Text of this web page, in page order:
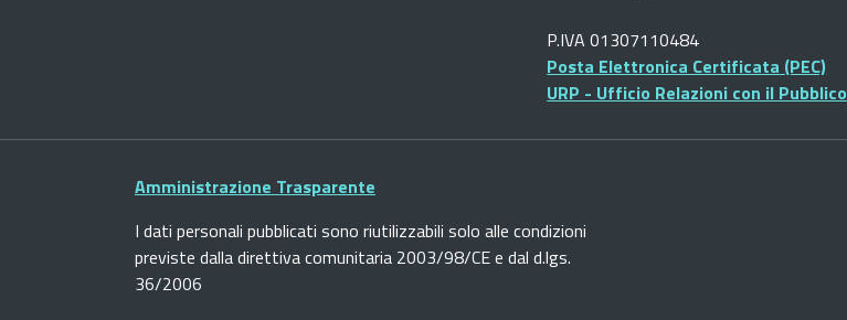
P.IVA 01307110484
Posta Elettronica Certificata (PEC)
URP - Ufficio Relazioni con il Pubblico
Amministrazione Trasparente
I dati personali pubblicati sono riutilizzabili solo alle condizioni
previste dalla direttiva comunitaria 2003/98/CE e dal d.lgs.
36/2006